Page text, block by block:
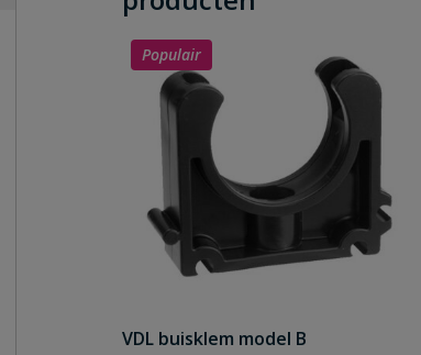
Populair
VDL buisklem model B